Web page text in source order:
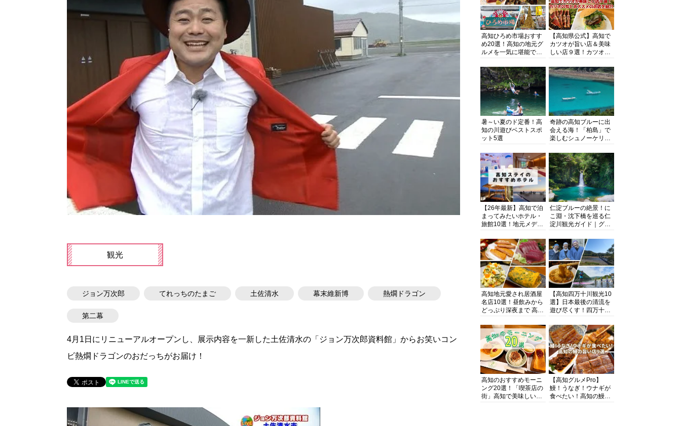
観光
ジョン万次郎 てれっちのたまご 土佐清水 幕末維新博 熱燗ドラゴン
第二幕
4月1日にリニューアルオープンし、展示内容を一新した土佐清水の「ジョン万次郎資料館」からお笑いコン
ビ熱燗ドラゴンのおだっちがお届け！
高知ひろめ市場おすす
め20選！高知の地元グ
ルメを一気に堪能でき
底解剖
【高知県公式】高知で
カツオが旨い店＆美味
しい店９選！カツオの
紹介
暑～い夏のド定番！高
知の川遊びベストスポ
ット5選
奇跡の高知ブルーに出
会える海！「柏島」で
楽しむシュノーケリン
浴にキャンプまで透明
度抜群の海の楽園を徹
底紹介
【26年最新】高知で泊
まってみたいホテル・
旅館10選！地元メディ
厳選
仁淀ブルーの絶景！に
こ淵・沈下橋を巡る仁
淀川観光ガイド｜グル
まで完全網羅！
高知地元愛され居酒屋
名店10選！昼飲みから
どっぷり深夜まで 高知
知グルメPro】
【高知四万十川観光10
選】日本最後の清流を
遊び尽くす！四万十川
を網羅したおすすめガ
イド
高知のおすすめモーニ
ング20選！「喫茶店の
街」高知で美味しい喫
【高知グルメPro】
鰻！うなぎ！ウナギが
食べたい！高知の鰻の